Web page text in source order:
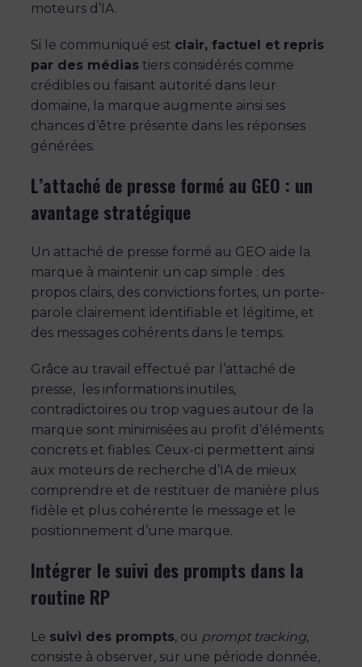
moteurs d’IA.
Si le communiqué est clair, factuel et repris
par des médias tiers considérés comme
crédibles ou faisant autorité dans leur
domaine, la marque augmente ainsi ses
chances d’être présente dans les réponses
générées.
L’attaché de presse formé au GEO : un
avantage stratégique
Un attaché de presse formé au GEO aide la
marque à maintenir un cap simple : des
propos clairs, des convictions fortes, un porte-
parole clairement identifiable et légitime, et
des messages cohérents dans le temps.
Grâce au travail effectué par l’attaché de
presse, les informations inutiles,
contradictoires ou trop vagues autour de la
marque sont minimisées au profit d’éléments
concrets et fiables. Ceux-ci permettent ainsi
aux moteurs de recherche d’IA de mieux
comprendre et de restituer de manière plus
fidèle et plus cohérente le message et le
positionnement d’une marque.
Intégrer le suivi des prompts dans la
routine RP
Le suivi des prompts, ou prompt tracking,
consiste à observer, sur une période donnée,